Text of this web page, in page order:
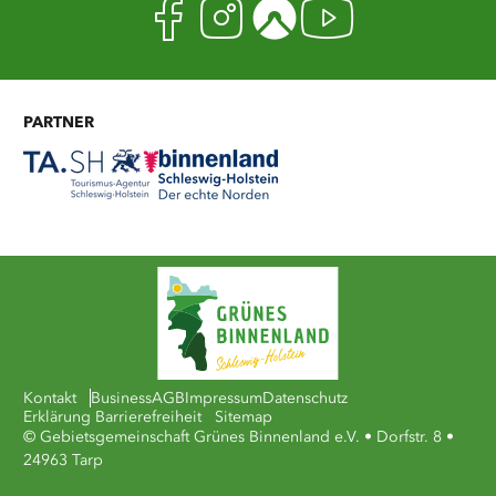
Facebook
Instagram
Komoot
PARTNER
Kontakt BusinessAGB ImpressumDatenschutz
Erklärung Barrierefreiheit
Sitemap
© Gebietsgemeinschaft Grünes Binnenland e.V. • Dorfstr. 8 •
24963 Tarp